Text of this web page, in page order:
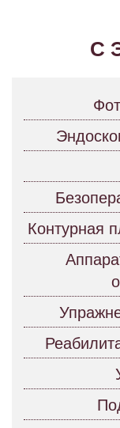
С
Контурная